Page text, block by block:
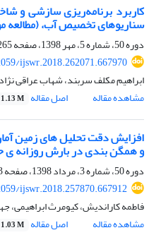
کاربرد برنامه‌ریزی سازشی و
سناریوهای تخصیص آب،
دوره 50، شماره 5، مهر 1398، صفحه
ijswr.2018.262071.667970
ابراهیم مکلف سربند، شهاب عراقی
مشاهده مقاله
اصل مقاله 1.13 M
افزایش دقت تحلیل های زمین
و همگن بندی در بارش روزانه ی
دوره 50، شماره 3، مرداد 1398، صفحه
ijswr.2018.257870.667912
فاطمه کاراندیش، کیومرث ابراهیمی،
مشاهده مقاله
اصل مقاله 1.03 M